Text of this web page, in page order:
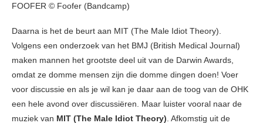
FOOFER © Foofer (Bandcamp)
Daarna is het de beurt aan MIT (The Male Idiot Theory).
Volgens een onderzoek van het BMJ (British Medical Journal)
maken mannen het grootste deel uit van de Darwin Awards,
omdat ze domme mensen zijn die domme dingen doen! Voer
voor discussie en als je wil kan je daar aan de toog van de OHK
een hele avond over discussiëren. Maar luister vooral naar de
muziek van MIT (The Male Idiot Theory) . Afkomstig uit de